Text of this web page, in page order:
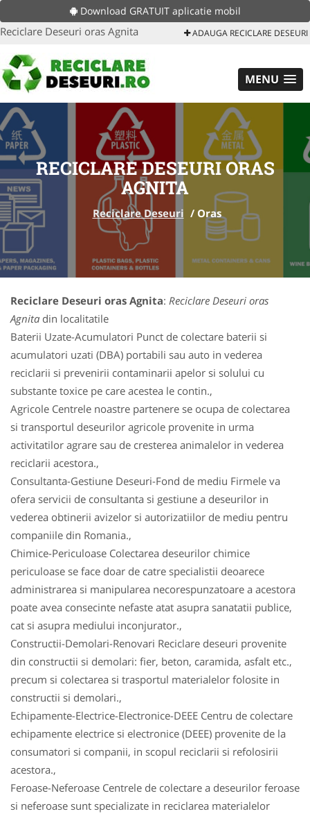
Download GRATUIT aplicatie mobil
Reciclare Deseuri oras Agnita ADAUGA RECICLARE DESEURI
MENU
RECICLARE DESEURI ORAS
AGNITA
Reciclare Deseuri / Oras
Reciclare Deseuri oras Agnita: Reciclare Deseuri oras
Agnita din localitatile
Baterii Uzate-Acumulatori Punct de colectare baterii si
acumulatori uzati (DBA) portabili sau auto in vederea
reciclarii si prevenirii contaminarii apelor si solului cu
substante toxice pe care acestea le contin.,
Agricole Centrele noastre partenere se ocupa de colectarea
si transportul deseurilor agricole provenite in urma
activitatilor agrare sau de cresterea animalelor in vederea
reciclarii acestora.,
Consultanta-Gestiune Deseuri-Fond de mediu Firmele va
ofera servicii de consultanta si gestiune a deseurilor in
vederea obtinerii avizelor si autorizatiilor de mediu pentru
companiile din Romania.,
Chimice-Periculoase Colectarea deseurilor chimice
periculoase se face doar de catre specialistii deoarece
administrarea si manipularea necorespunzatoare a acestora
poate avea consecinte nefaste atat asupra sanatatii publice,
cat si asupra mediului inconjurator.,
Constructii-Demolari-Renovari Reciclare deseuri provenite
din constructii si demolari: fier, beton, caramida, asfalt etc.,
precum si colectarea si trasportul materialelor folosite in
constructii si demolari.,
Echipamente-Electrice-Electronice-DEEE Centru de colectare
echipamente electrice si electronice (DEEE) provenite de la
consumatori si companii, in scopul reciclarii si refolosirii
acestora.,
Feroase-Neferoase Centrele de colectare a deseurilor feroase
si neferoase sunt specializate in reciclarea materialelor